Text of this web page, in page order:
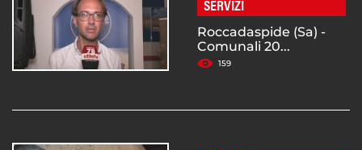
SERVIZI
Roccadaspide (Sa) -
Comunali 20...
159